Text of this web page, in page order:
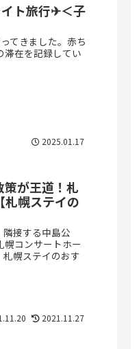
イト旅行✈＜子
てきました。赤ち
滞在を記録してい
2025.01.17
が王道！札
幌ステイの
接する中島公
コンサートホー
幌ステイのおす
2021.11.27